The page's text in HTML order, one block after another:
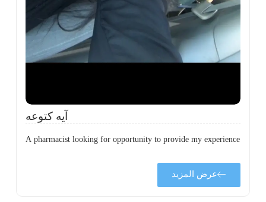
آيه كتوعه
A pharmacist looking for opportunity to provide my experience
عرض المزيد